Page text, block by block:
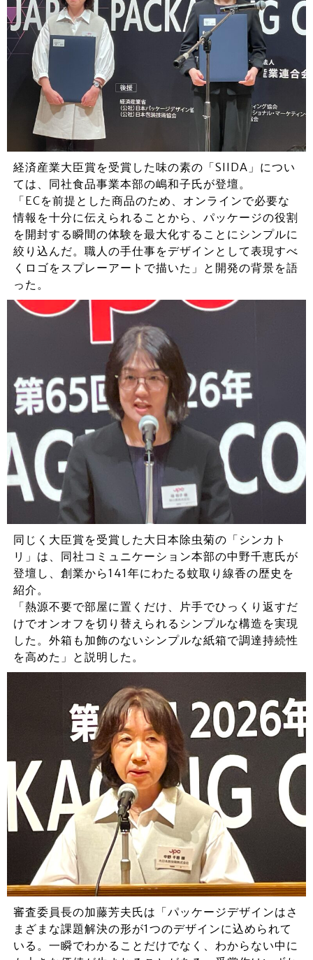
経済産業大臣賞を受賞した味の素の「SIIDA」につい
ては、同社食品事業本部の嶋和子氏が登壇。
「ECを前提とした商品のため、オンラインで必要な
情報を十分に伝えられることから、パッケージの役割
を開封する瞬間の体験を最大化することにシンプルに
絞り込んだ。職人の手仕事をデザインとして表現すべ
くロゴをスプレーアートで描いた」と開発の背景を語
った。
同じく大臣賞を受賞した大日本除虫菊の「シンカト
リ」は、同社コミュニケーション本部の中野千恵氏が
登壇し、創業から141年にわたる蚊取り線香の歴史を
紹介。
「熱源不要で部屋に置くだけ、片手でひっくり返すだ
けでオンオフを切り替えられるシンプルな構造を実現
した。外箱も加飾のないシンプルな紙箱で調達持続性
を高めた」と説明した。
審査委員長の加藤芳夫氏は「パッケージデザインはさ
まざまな課題解決の形が1つのデザインに込められて
いる。一瞬でわかることだけでなく、わからない中に